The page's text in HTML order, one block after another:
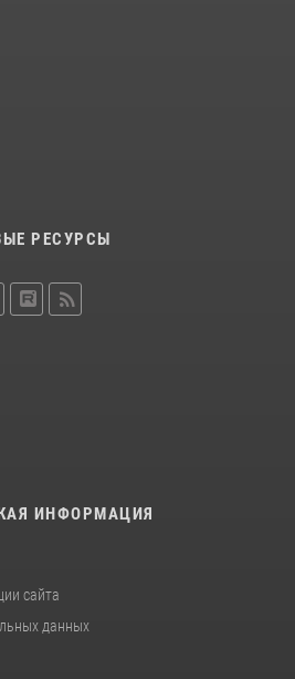
РЕСУРСЫ
ИНФОРМАЦИЯ
сайта
данных